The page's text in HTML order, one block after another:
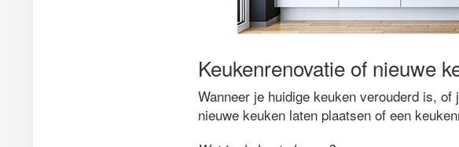
Keukenrenovatie of nieuwe
Wanneer je huidige keuken verouderd is,
nieuwe keuken laten plaatsen of een